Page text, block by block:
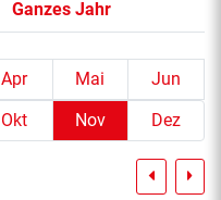
Ganzes Jahr
Apr Mai
Jun
Okt Nov Dez